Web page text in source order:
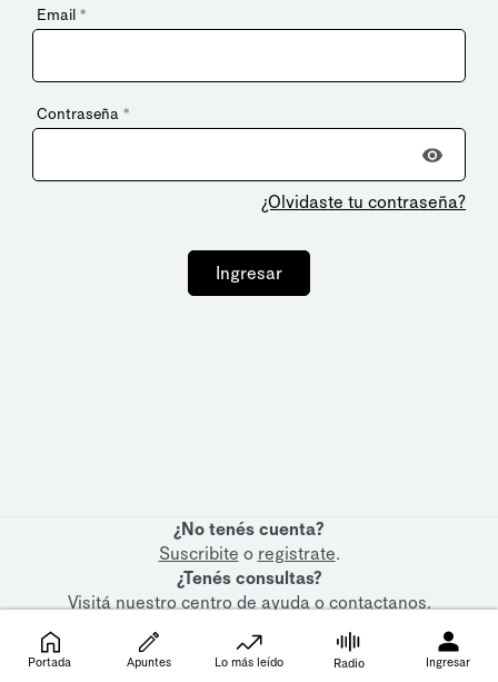
Email *
Contraseña *
¿Olvidaste tu contraseña?
Ingresar
¿No tenés cuenta?
Suscribite o registrate.
¿Tenés consultas?
Visitá nuestrocentro de ayudaocontactanos.
Portada Apuntes Lo más leído Radio Ingresar